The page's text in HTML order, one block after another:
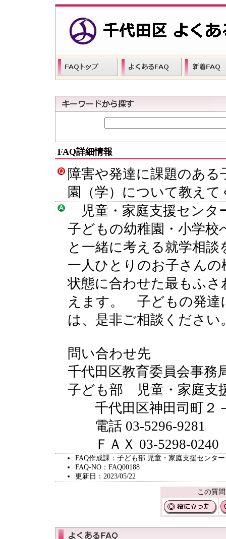
FAQ詳細情報
障害や発達に課題のあ
園（学）について教えて
児童・家庭支援センタ
子どもの幼稚園・小学校
と一緒に考える就学相
一人ひとりのお子さん
状態に合わせた最もふ
えます。 子どもの発達
は、是非ご相談ください
問い合わせ先
千代田区教育委員会事務
子ども部 児童・家庭支
千代田区神田司町２
電話 03-5296-9281
ＦＡＸ 03-5298-0240
FAQ作成課：子ども部 児童・家庭支援センター
FAQ-NO：FAQ00188
更新日：2023/05/22
この質